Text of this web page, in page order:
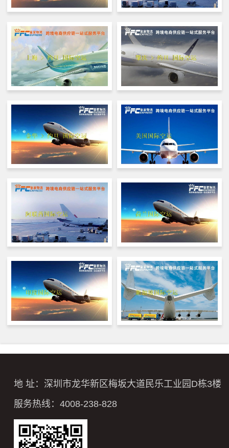
地 址：深圳市龙华新区梅坂大道民乐工业园D栋3楼
服务热线：4008-238-828